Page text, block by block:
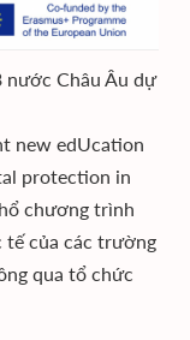
nước Châu Âu dự
new edUcation
protection in
chương trình
tế của các trường
qua tổ chức